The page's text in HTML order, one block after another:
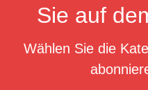
Sie auf
Wählen Sie die